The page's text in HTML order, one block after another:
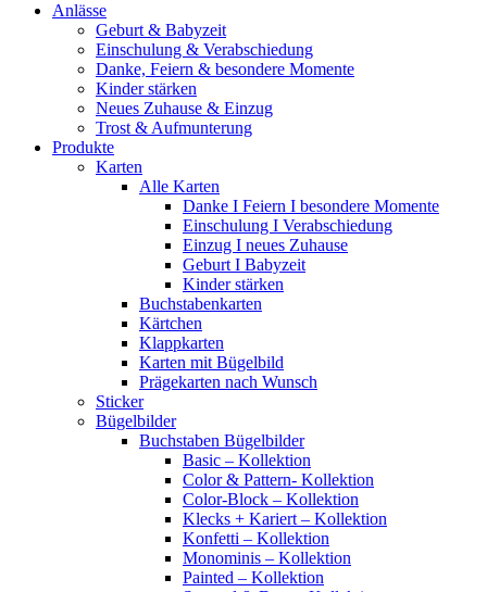
Anlässe
Geburt & Babyzeit
Einschulung & Verabschiedung
Danke, Feiern & besondere Momente
Kinder stärken
Neues Zuhause & Einzug
Trost & Aufmunterung
Produkte
Karten
Alle Karten
Danke I Feiern I besondere Momente
Einschulung I Verabschiedung
Einzug I neues Zuhause
Geburt I Babyzeit
Kinder stärken
Buchstabenkarten
Kärtchen
Klappkarten
Karten mit Bügelbild
Prägekarten nach Wunsch
Sticker
Bügelbilder
Buchstaben Bügelbilder
Basic – Kollektion
Color & Pattern- Kollektion
Color-Block – Kollektion
Klecks + Kariert – Kollektion
Konfetti – Kollektion
Monominis – Kollektion
Painted – Kollektion